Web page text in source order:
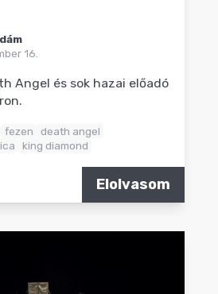
16.
Angel és sok hazai előadó
fezen
death angel
king diamond
Elolvasom